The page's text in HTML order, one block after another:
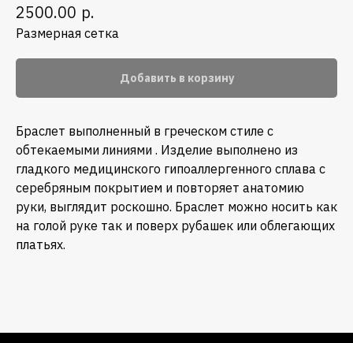
2500.00 р.
Размерная сетка
Добавить в корзину
Браслет выполненный в греческом стиле с
обтекаемыми линиями . Изделие выполнено из
гладкого медицинского гипоаллергенного сплава с
серебряным покрытием и повторяет анатомию
руки, выглядит роскошно. Браслет можно носить как
на голой руке так и поверх рубашек или облегающих
платьях.